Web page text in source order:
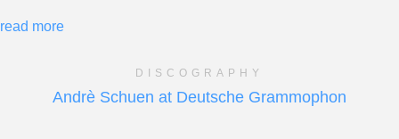
read more
DISCOGRAPHY
Andrè Schuen at Deutsche Grammophon